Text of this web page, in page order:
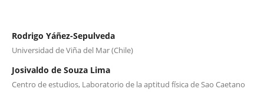
Rodrigo Yáñez-Sepulveda
Universidad de Viña del Mar (Chile)
Josivaldo de Souza Lima
Centro de estudios, Laboratorio de la aptitud física de Sao Caetano